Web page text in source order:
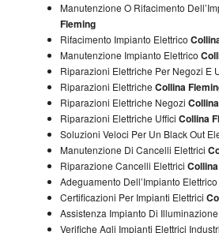
Manutenzione O Rifacimento
Fleming
Rifacimento Impianto Elettrico
Manutenzione Impianto Elettrico
Riparazioni Elettriche Per Negozi E
Riparazioni Elettriche Collina
Riparazioni Elettriche Negozi
Riparazioni Elettriche Uffici Collina
Soluzioni Veloci Per Un Black Out
Manutenzione Di Cancelli Elettrici
Riparazione Cancelli Elettrici
Adeguamento Dell’Impianto Elettrico
Certificazioni Per Impianti Elettrici
Assistenza Impianto Di Illuminazione
Verifiche Agli Impianti Elettrici